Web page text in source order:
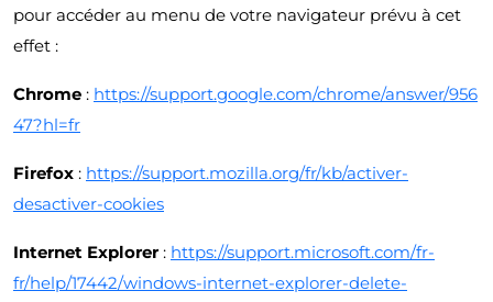
pour accéder au menu de votre navigateur prévu à cet
effet :
Chrome : https://support.google.com/chrome/answer/956
47?hl=fr
Firefox : https://support.mozilla.org/fr/kb/activer-
desactiver-cookies
Internet Explorer: https://support.microsoft.com/fr-
fr/help/17442/windows-internet-explorer-delete-